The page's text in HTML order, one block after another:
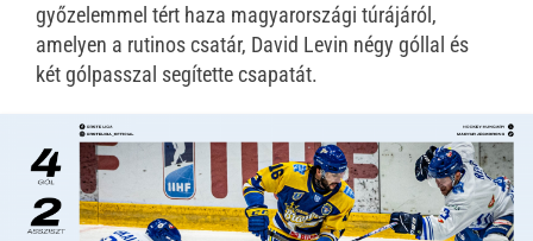
győzelemmel tért haza magyarországi túrájáról,
amelyen a rutinos csatár, David Levin négy góllal és
két gólpasszal segítette csapatát.